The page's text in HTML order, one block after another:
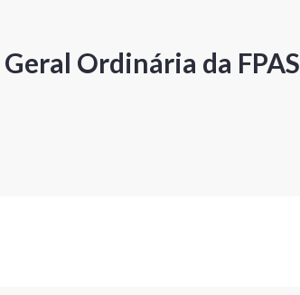
Ordinária da FPAS